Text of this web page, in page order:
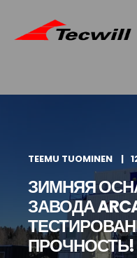
TEEMU TUOMINEN
ЗИМНЯЯ
ЗАВОДА
ПРОЧНОСТЬ!